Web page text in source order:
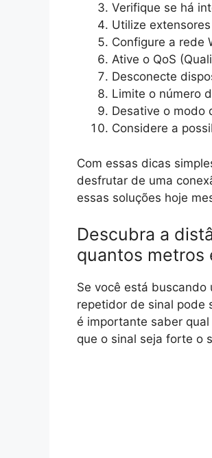
Verifique se há
Utilize
Configure a rede
Ative o QoS
Desconecte
Limite o número
Desative o modo
Considere a
Com essas dicas
desfrutar de uma
essas soluções hoje
Descubra a
quantos metros
Se você está
repetidor de sinal pode
é importante saber qual
que o sinal seja forte o